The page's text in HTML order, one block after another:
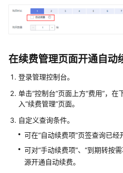
变
费
式
续
续
费
概
述
在续费管理页面开通自动
登录管理控制台。
单击“控制台”页面上方“费用”，
入“续费管理”页面。
自定义查询条件。
可在“自动续费项”页签查询已经
可对“手动续费项”、“到期转按
源开通自动续费。